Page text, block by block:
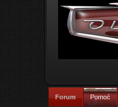
Forum Pomoć